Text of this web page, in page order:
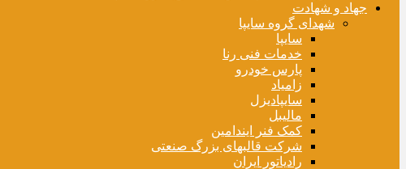
جهاد و شهادت
شهدای گروه سایپا
سایپا
خدمات فنی رنا
پارس خودرو
زامیاد
سایپادیزل
مالیبل
کمک فنر ایندامین
شرکت قالبهای بزرگ صنعتی
رادیاتور ایران